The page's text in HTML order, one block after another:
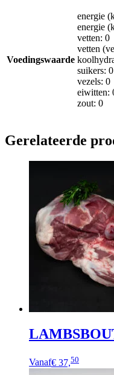
Voedingswaarde
energie
energie
vetten: 0
vetten
suikers: 0
vezels: 0
eiwitten:
zout: 0
Gerelateerde
Vanaf€ 37,50
product